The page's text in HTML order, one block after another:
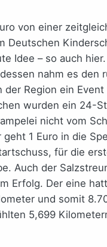
von einer
Deutschen
Idee – so auch
nahm es
Region ein
wurden ein 24-
nicht vom
1 Euro in die
für die
Auch der
Erfolg. Der eine
und somit
5,699